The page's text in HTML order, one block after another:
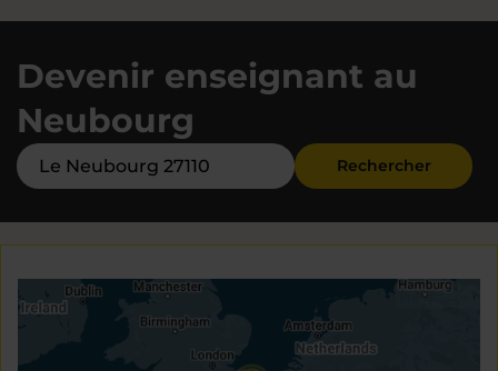
Devenir enseignant au
Neubourg
Rechercher